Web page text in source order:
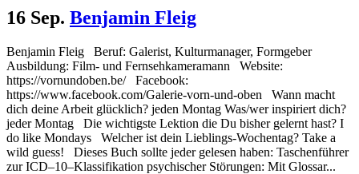
16 Sep. Benjamin Fleig
Benjamin Fleig Beruf: Galerist, Kulturmanager, Formgeber
Ausbildung: Film- und Fernsehkameramann Website:
https://vornundoben.be/ Facebook:
https://www.facebook.com/Galerie-vorn-und-oben Wann macht
dich deine Arbeit glücklich? jeden Montag Was/wer inspiriert dich?
jeder Montag Die wichtigste Lektion die Du bisher gelernt hast? I
do like Mondays Welcher ist dein Lieblings-Wochentag? Take a
wild guess! Dieses Buch sollte jeder gelesen haben: Taschenführer
zur ICD–10–Klassifikation psychischer Störungen: Mit Glossar...